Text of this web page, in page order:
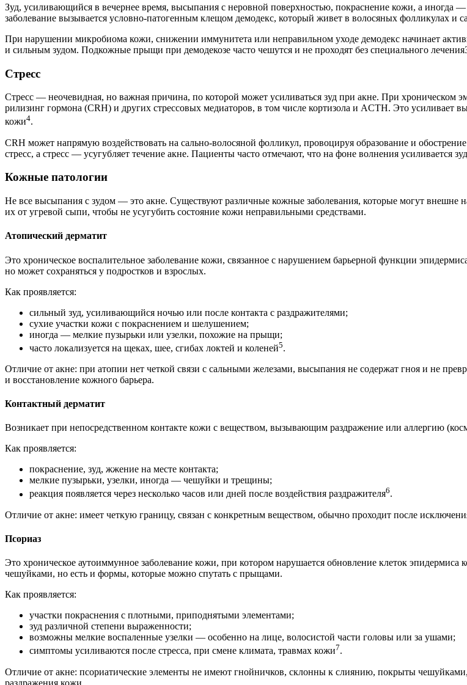
Зуд, усиливающийся в вечернее время, высыпания с неровной поверхностью, покраснение кожи, а иногда
заболевание вызывается условно-патогенным клещом демодекс, который живет в волосяных фолликулах и
При нарушении микробиома кожи, снижении иммунитета или неправильном уходе демодекс начинает
и сильным зудом. Подкожные прыщи при демодекозе часто чешутся и не проходят без специального
Стресс
Стресс — неочевидная, но важная причина, по которой может усиливаться зуд при акне. При хроническом
рилизинг гормона (CRH) и других стрессовых медиаторов, в том числе кортизола и ACTH. Это усиливает
кожи4.
CRH может напрямую воздействовать на сально-волосяной фолликул, провоцируя образование и
стресс, а стресс — усугубляет течение акне. Пациенты часто отмечают, что на фоне волнения усиливается
Кожные патологии
Не все высыпания с зудом — это акне. Существуют различные кожные заболевания, которые могут
их от угревой сыпи, чтобы не усугубить состояние кожи неправильными средствами.
Атопический дерматит
Это хроническое воспалительное заболевание кожи, связанное с нарушением барьерной функции
но может сохраняться у подростков и взрослых.
Как проявляется:
сильный зуд, усиливающийся ночью или после контакта с раздражителями;
сухие участки кожи с покраснением и шелушением;
иногда — мелкие пузырьки или узелки, похожие на прыщи;
часто локализуется на щеках, шее, сгибах локтей и коленей5.
Отличие от акне: при атопии нет четкой связи с сальными железами, высыпания не содержат гноя и не
и восстановление кожного барьера.
Контактный дерматит
Возникает при непосредственном контакте кожи с веществом, вызывающим раздражение или аллергию
Как проявляется:
покраснение, зуд, жжение на месте контакта;
мелкие пузырьки, узелки, иногда — чешуйки и трещины;
реакция появляется через несколько часов или дней после воздействия раздражителя6.
Отличие от акне: имеет четкую границу, связан с конкретным веществом, обычно проходит после
Псориаз
Это хроническое аутоиммунное заболевание кожи, при котором нарушается обновление клеток
чешуйками, но есть и формы, которые можно спутать с прыщами.
Как проявляется:
участки покраснения с плотными, приподнятыми элементами;
зуд различной степени выраженности;
возможны мелкие воспаленные узелки — особенно на лице, волосистой части головы или за ушами;
симптомы усиливаются после стресса, при смене климата, травмах кожи7.
Отличие от акне: псориатические элементы не имеют гнойничков, склонны к слиянию, покрыты
раздражения кожи.